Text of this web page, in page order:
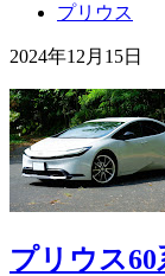
プリウス
2024年12月15日
プリウス